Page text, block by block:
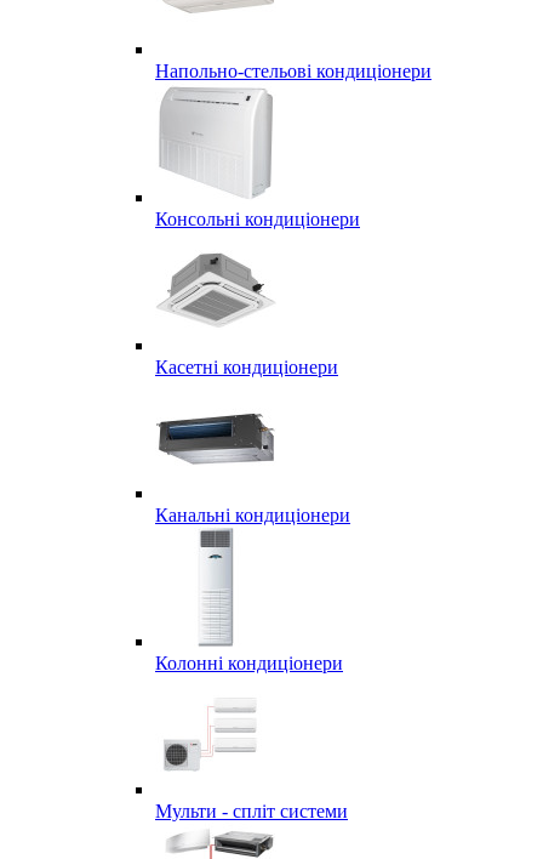
Напольно-стельові кондиціонери
Консольні кондиціонери
Касетні кондиціонери
Канальні кондиціонери
Колонні кондиціонери
Мульти - спліт системи